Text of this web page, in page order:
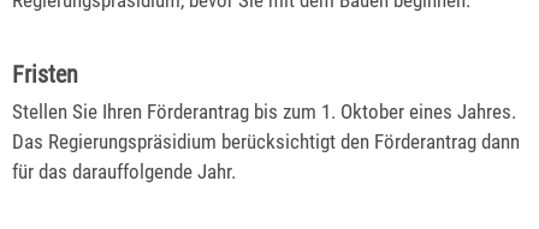
Fristen
Stellen Sie Ihren Förderantrag bis zum 1. Oktober eines Jahres.
Das Regierungspräsidium berücksichtigt den Förderantrag dann
für das darauffolgende Jahr.